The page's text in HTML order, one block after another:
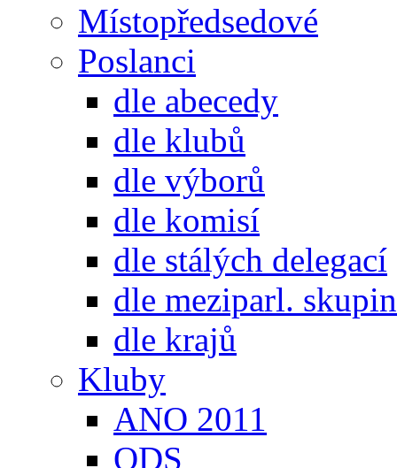
Místopředsedové
Poslanci
dle abecedy
dle klubů
dle výborů
dle komisí
dle stálých delegací
dle meziparl. skupin
dle krajů
Kluby
ANO 2011
ODS